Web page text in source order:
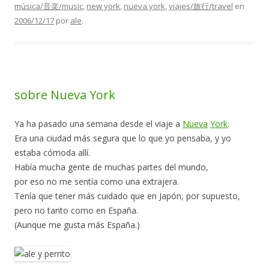
música/音楽/music, new york, nueva york,viajes/旅行/travel en
2006/12/17 por ale.
sobre Nueva York
Ya ha pasado una semana desde el viaje a Nueva York.
Era una ciudad más segura que lo que yo pensaba, y yo
estaba cómoda allí.
Había mucha gente de muchas partes del mundo,
por eso no me sentía como una extrajera.
Tenía que tener más cuidado que en Japón, por supuesto,
pero no tanto como en España.
(Aunque me gusta más España.)